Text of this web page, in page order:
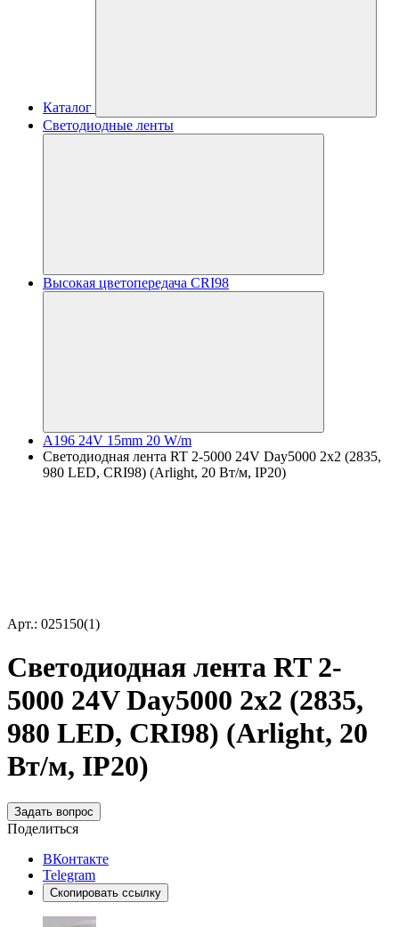
Каталог
Светодиодные ленты
Высокая цветопередача CRI98
A196 24V 15mm 20 W/m
Светодиодная лента RT 2-5000 24V Day5000 2x2 (2835,
980 LED, CRI98) (Arlight, 20 Вт/м, IP20)
Арт.: 025150(1)
Светодиодная лента RT 2-
5000 24V Day5000 2x2 (2835,
980 LED, CRI98) (Arlight, 20
Вт/м, IP20)
Задать вопрос
Поделиться
ВКонтакте
Telegram
Скопировать ссылку